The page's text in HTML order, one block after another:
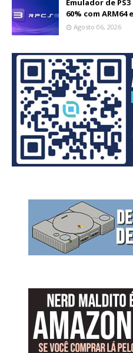
Emulador de
60% com
Agosto 06, 2026